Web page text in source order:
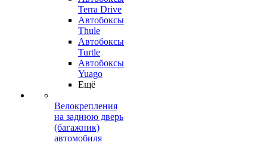
Terra Drive
Автобоксы
Thule
Автобоксы
Turtle
Автобоксы
Yuago
Ещё
Велокрепления
на заднюю дверь
(багажник)
автомобиля